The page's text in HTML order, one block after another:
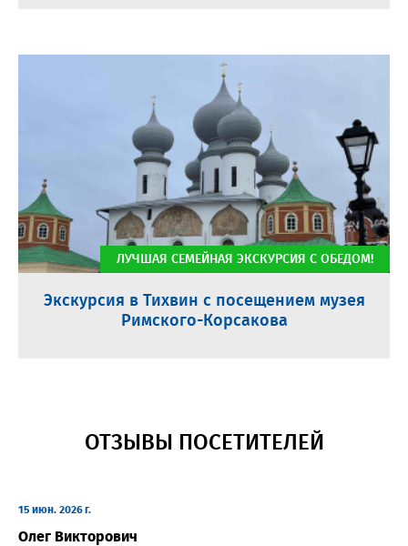
Экскурсия в Тихвин с посещением музея
Римского-Корсакова
ЛУЧШАЯ СЕМЕЙНАЯ ЭКСКУРСИЯ С ОБЕДОМ!
ОТЗЫВЫ ПОСЕТИТЕЛЕЙ
15 июн. 2026 г.
Олег Викторович